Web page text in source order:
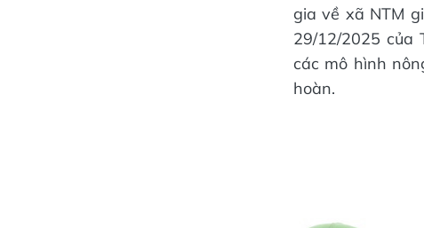
gia về xã NTM
29/12/2025 của
các mô hình
hoàn.